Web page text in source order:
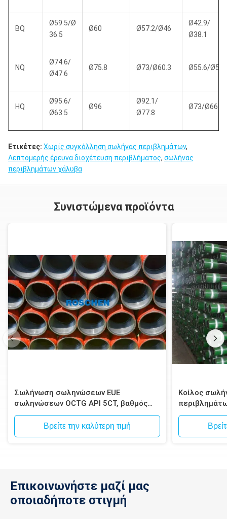
BQ
Ø59.5/Ø
36.5
Ø60 Ø57.2/Ø46
Ø42.9/
Ø38.1
NQ
Ø74.6/
Ø47.6
Ø75.8 Ø73/Ø60.3 Ø55.6/Ø50
HQ
Ø95.6/
Ø63.5
Ø96
Ø92.1/
Ø77.8
Ø73/Ø66.7
Ετικέτες: Χωρίς συγκόλληση σωλήνας περιβλημάτων,
Λεπτομερής έρευνα διοχέτευση περιβλήματος, σωλήνας
περιβλημάτων χάλυβα
Συνιστώμενα προϊόντα
Σωλήνωση σωληνώσεων EUE
σωληνώσεων OCTG API 5CT, βαθμός
J55/K55, N80, C90, C95, P110, άκρες
EUE API 5CTΒρείτε την καλύτερη τιμή
Κοίλος
ίντσας για
Επικοινωνήστε μαζί μας
οποιαδήποτε στιγμή